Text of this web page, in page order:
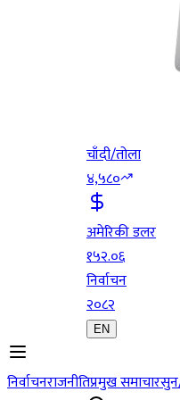
चाँदी/तोला
४,५८०
अमेरिकी डलर
१५२.०६
निर्वाचन
२०८२
EN
निर्वाचनराजनीतिप्रमुख समाचार